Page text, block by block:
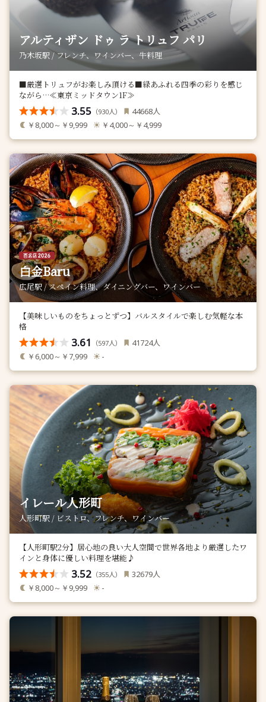
アルティザン ドゥ ラ トリュフ パリ
乃木坂駅 / フレンチ、ワインバー、牛料理
■厳選トリュフがお楽しみ頂ける■緑あふれる四季の彩りを感じ
ながら…≪東京ミッドタウン1F≫
3.55 （930人） 44668人
￥8,000～￥9,999 ￥4,000～￥4,999
白金Baru
広尾駅 / スペイン料理、ダイニングバー、ワインバー
【美味しいものをちょっとずつ】バルスタイルで楽しむ気軽な本
格
3.61 （597人） 41724人
￥6,000～￥7,999 -
イレール人形町
人形町駅 / ビストロ、フレンチ、ワインバー
【人形町駅2分】居心地の良い大人空間で世界各地より厳選したワ
インと身体に優しい料理を堪能♪
3.52 （355人） 32679人
￥8,000～￥9,999 -